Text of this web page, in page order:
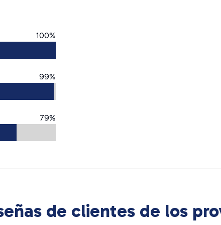
100%
99%
79%
de clientes de los